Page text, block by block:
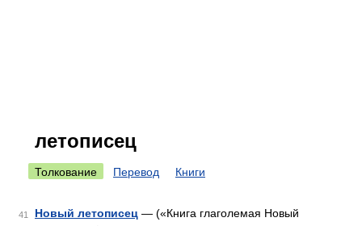
летописец
Толкование Перевод Книги
41 Новый летописец — («Книга глаголемая Новый